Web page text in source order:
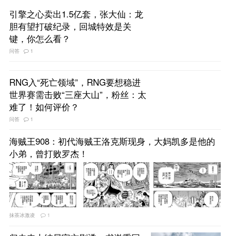
引擎之心卖出1.5亿套，张大仙：龙
胆有望打破纪录，回城特效是关
键，你怎么看？
问答 1
RNG入“死亡领域”，RNG要想稳进
世界赛需击败“三座大山”，粉丝：太
难了！如何评价？
问答 1
海贼王908：初代海贼王洛克斯现身，大妈凯多是他的
小弟，曾打败罗杰！
抹茶冰激凌 1